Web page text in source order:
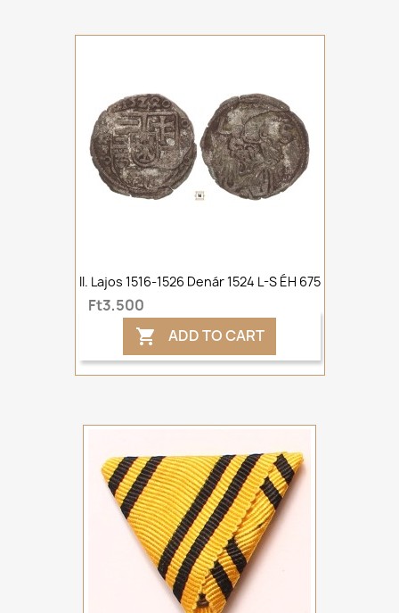
II. Lajos 1516-1526 Denár 1524 L-S ÉH 675
Ft3,500
 ADD TO CART